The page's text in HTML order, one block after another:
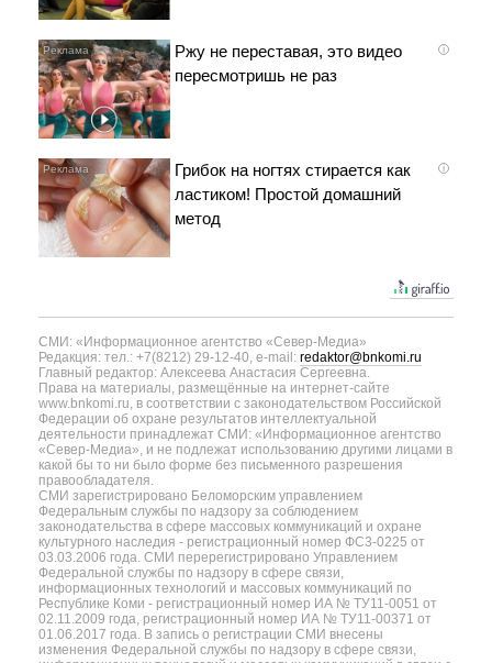
i
Ржу не переставая, это видео
пересмотришь не раз
i
Грибок на ногтях стирается как
ластиком! Простой домашний
метод
СМИ: «Информационное агентство «Север-Медиа»
Редакция: тел.: +7(8212) 29-12-40, e-mail: redaktor@bnkomi.ru
Главный редактор: Алексеева Анастасия Сергеевна.
Права на материалы, размещённые на интернет-сайте
www.bnkomi.ru, в соответствии с законодательством Российской
Федерации об охране результатов интеллектуальной
деятельности принадлежат СМИ: «Информационное агентство
«Север-Медиа», и не подлежат использованию другими лицами в
какой бы то ни было форме без письменного разрешения
правообладателя.
СМИ зарегистрировано Беломорским управлением
Федеральным службы по надзору за соблюдением
законодательства в сфере массовых коммуникаций и охране
культурного наследия - регистрационный номер ФС3-0225 от
03.03.2006 года. СМИ перерегистрировано Управлением
Федеральной службы по надзору в сфере связи,
информационных технологий и массовых коммуникаций по
Республике Коми - регистрационный номер ИА № ТУ11-0051 от
02.11.2009 года, регистрационный номер ИА № ТУ11-00371 от
01.06.2017 года. В запись о регистрации СМИ внесены
изменения Федеральной службы по надзору в сфере связи,